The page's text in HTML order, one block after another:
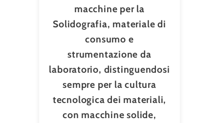
macchine per la
Solidografia, materiale di
consumo e
strumentazione da
laboratorio, distinguendosi
sempre per la cultura
tecnologica dei materiali,
con macchine solide,